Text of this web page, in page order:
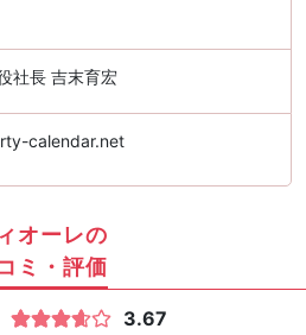
社長 吉末育宏
calendar.net
オーレの
ミ・評価
3.67